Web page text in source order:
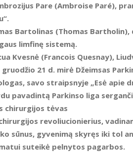
Pare (Ambroise Paré),
Bartolinas (Thomas
limfinę sistemą.
Kvesnė (Francois Quesnay),
21 d. mirė Džeimsas
savo straipsnyje „Esė apie
pavadintą Parkinso liga
chirurgijos tėvas
revoliucionierius,
sūnus, gyvenimą skyręs iki tol
suteikė pelnytos pagarbos.